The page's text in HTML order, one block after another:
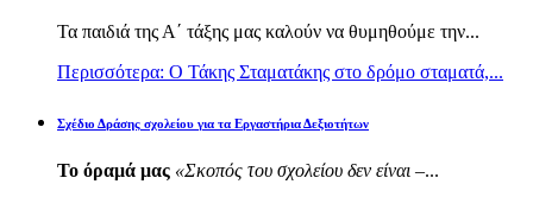
Τα παιδιά της Α΄ τάξης μας καλούν να θυμηθούμε την...
Περισσότερα: Ο Τάκης Σταματάκης στο δρόμο σταματά,...
Σχέδιο Δράσης σχολείου για τα Εργαστήρια Δεξιοτήτων
Το όραμά μας «Σκοπός του σχολείου δεν είναι –...